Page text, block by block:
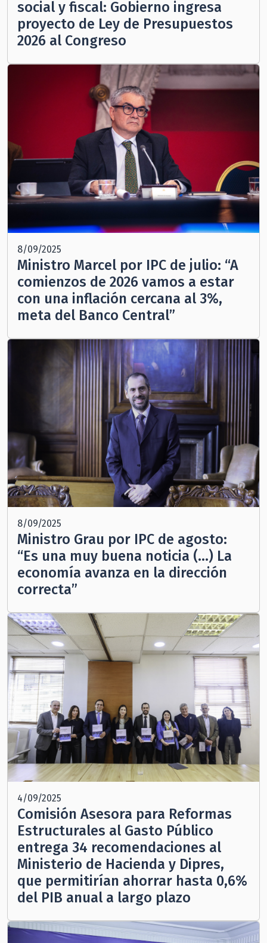
social y fiscal: Gobierno ingresa
proyecto de Ley de Presupuestos
2026 al Congreso
8/09/2025
Ministro Marcel por IPC de julio: “A
comienzos de 2026 vamos a estar
con una inflación cercana al 3%,
meta del Banco Central”
8/09/2025
Ministro Grau por IPC de agosto:
“Es una muy buena noticia (…) La
economía avanza en la dirección
correcta”
4/09/2025
Comisión Asesora para Reformas
Estructurales al Gasto Público
entrega 34 recomendaciones al
Ministerio de Hacienda y Dipres,
que permitirían ahorrar hasta 0,6%
del PIB anual a largo plazo